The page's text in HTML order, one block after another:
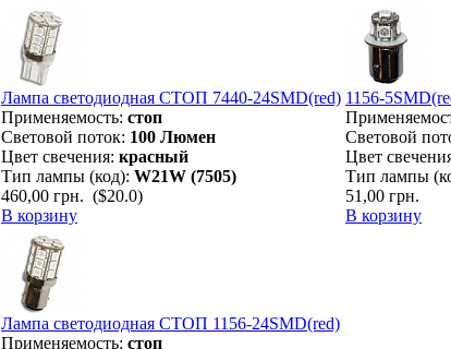
Лампа светодиодная СТОП 7440-24SMD(red)
Применяемость: стоп
Световой поток: 100 Люмен
Цвет свечения: красный
Тип лампы (код): W21W (7505)
460,00 грн. ($20.0)
В корзину
1156-
Световой
Цвет
Тип лампы
51,00 грн.
В корзину
Лампа светодиодная СТОП 1156-24SMD(red)
Применяемость: стоп